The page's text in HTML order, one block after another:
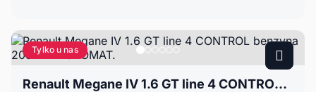
Tylko u nas
Renault Megane IV 1.6 GT line 4 CONTROL benzyna 205 KM AUTOMAT.